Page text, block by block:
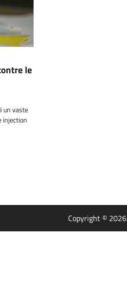
le
un vaste
injection
Copyright © 2026